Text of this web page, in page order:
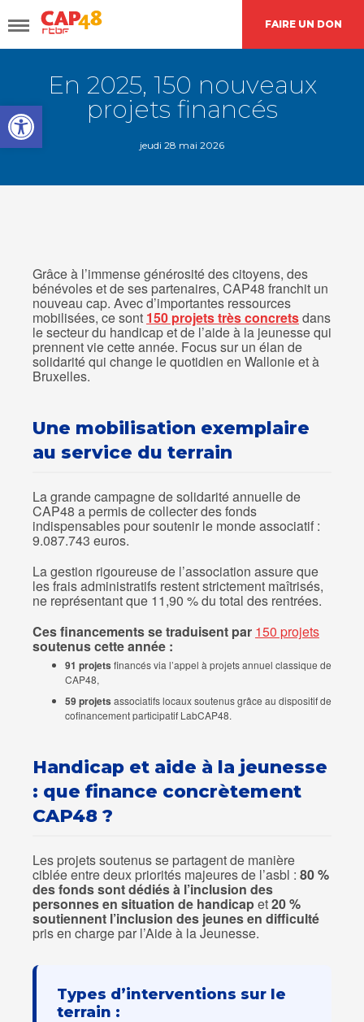
FAIRE UN DON
DÉCOUVRIR CAP48
AVEC NOUS
Demande de financement
L’agenda CAP48
Contact
Actualités
Viva for Life
En 2025, 150 nouveaux
projets financés
jeudi 28 mai 2026
Grâce à l’immense générosité des citoyens, des
bénévoles et de ses partenaires, CAP48 franchit un
nouveau cap. Avec d’importantes ressources
mobilisées, ce sont 150 projets très concretsdans
le secteur du handicap et de l’aide à la jeunesse qui
prennent vie cette année. Focus sur un élan de
solidarité qui change le quotidien en Wallonie et à
Bruxelles.
Une mobilisation exemplaire
au service du terrain
La grande campagne de solidarité annuelle de
CAP48 a permis de collecter des fonds
indispensables pour soutenir le monde associatif :
9.087.743 euros.
La gestion rigoureuse de l’association assure que
les frais administratifs restent strictement maîtrisés,
ne représentant que 11,90 % du total des rentrées.
Ces financements se traduisent par 150 projets
soutenus cette année :
91 projets financés via l’appel à projets annuel classique de
CAP48,
59 projets associatifs locaux soutenus grâce au dispositif de
cofinancement participatif LabCAP48.
Handicap et aide à la jeunesse
: que finance concrètement
CAP48 ?
Les projets soutenus se partagent de manière
ciblée entre deux priorités majeures de l’asbl : 80 %
des fonds sont dédiés à l’inclusion des
personnes en situation de handicapet20 %
soutiennent l’inclusion des jeunes en difficulté
pris en charge par l’Aide à la Jeunesse.
Types d’interventions sur le
terrain :
Open toolbar